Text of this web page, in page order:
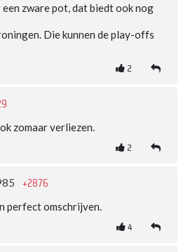
zware pot, dat biedt ook nog
Die kunnen de play-offs
2
zomaar verliezen.
2
+2876
perfect omschrijven.
4